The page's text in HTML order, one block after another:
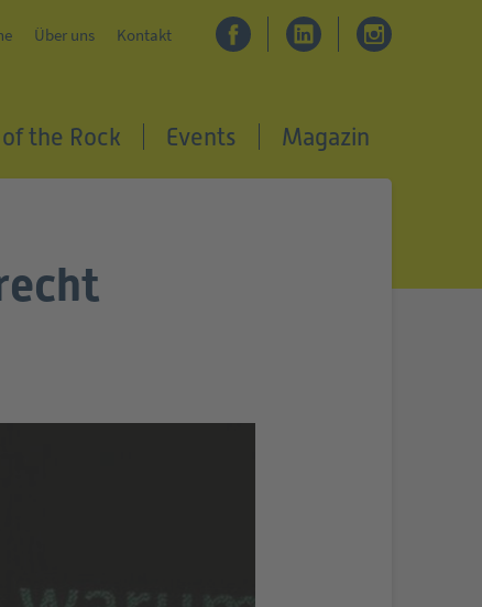
Über uns Kontakt
of the Rock Events Magazin